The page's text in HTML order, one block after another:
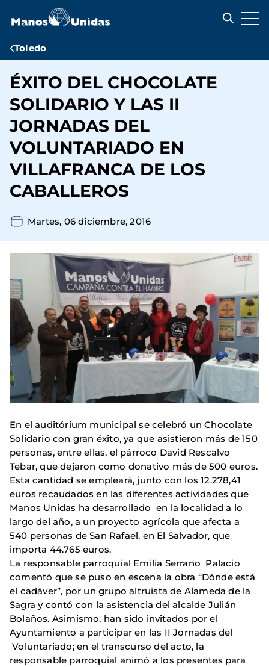
contenido
Ruta
navegación
Toledo
ÉXITO DEL CHOCOLATE
SOLIDARIO Y LAS II
JORNADAS DEL
VOLUNTARIADO EN
VILLAFRANCA DE LOS
CABALLEROS
Martes, 06 diciembre, 2016
En el auditórium municipal se celebró un Chocolate
Solidario con gran éxito, ya que asistieron más de 150
personas, entre ellas, el párroco David Rescalvo
Tebar, que dejaron como donativo más de 500 euros.
Esta cantidad se empleará, junto con los 12.278,41
euros recaudados en las diferentes actividades que
Manos Unidas ha desarrollado en la localidad a lo
largo del año, a un proyecto agrícola que afecta a
540 personas de San Rafael, en El Salvador, que
importa 44.765 euros.
La responsable parroquial Emilia Serrano Palacio
comentó que se puso en escena la obra “Dónde está
el cadáver”, por un grupo altruista de Alameda de la
Sagra y contó con la asistencia del alcalde Julián
Bolaños. Asimismo, han sido invitados por el
Ayuntamiento a participar en las II Jornadas del
Voluntariado; en el transcurso del acto, la
responsable parroquial animó a los presentes para